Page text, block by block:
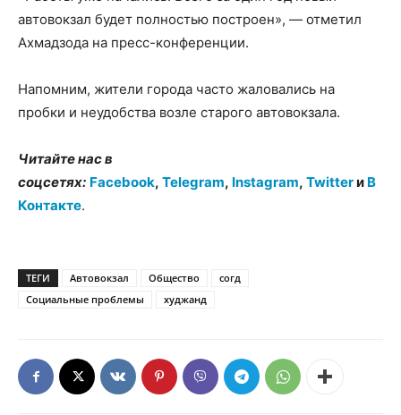
автовокзал будет полностью построен», — отметил
Ахмадзода на пресс-конференции.
Напомним, жители города часто жаловались на
пробки и неудобства возле старого автовокзала.
Читайте нас в
соцсетях: Facebook, Telegram, Instagram, Twitterи В
Контакте.
ТЕГИ Автовокзал Общество
согд
Социальные проблемы
худжанд